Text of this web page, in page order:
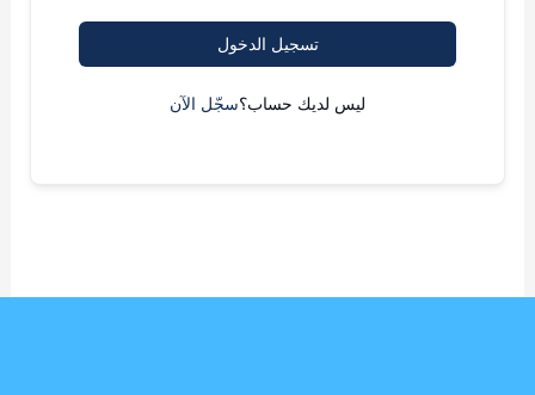
تسجيل الدخول
ليس لديك حساب؟سجّل الآن